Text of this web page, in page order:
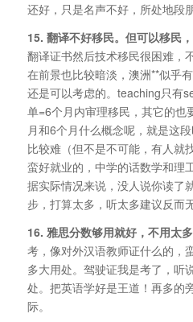
还好，只是名声不好，所处地段
15. 翻译不好移民。但可以移民，
翻译证书然后技术移民很困难，
在前景也比较暗淡，澳洲**似乎
还是可以考虑的。teaching只有
单=6个月内审理移民，其它的也
月和6个月什么概念呢，就是这
比较难（但不是不可能，有人就
蛮好就业的，中学的话数学和理
据实际情况来说，没人说你读了
步，打算太多，听太多建议反而无
16. 雅思分数够用就好，不用太多
考，像对外汉语教师证什么的，
多大用处。驾驶证我是考了，听
处。把英语学好是王道！再多的
际。